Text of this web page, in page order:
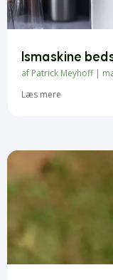
Ismaskine
af Patrick Meyhoff|
Læs mere